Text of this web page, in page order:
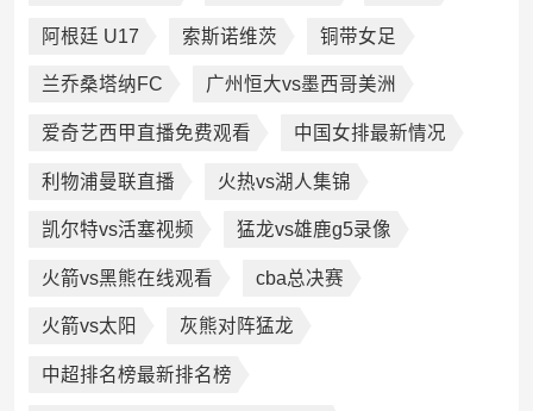
阿根廷 U17 索斯诺维茨 铜带女足
兰乔桑塔纳FC 广州恒大vs墨西哥美洲
爱奇艺西甲直播免费观看 中国女排最新情况
利物浦曼联直播 火热vs湖人集锦
凯尔特vs活塞视频 猛龙vs雄鹿g5录像
火箭vs黑熊在线观看 cba总决赛
火箭vs太阳 灰熊对阵猛龙
中超排名榜最新排名榜